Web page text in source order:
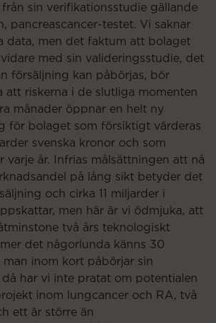
sin verifikationsstudie gällande
pancreascancer-testet. Vi saknar
data, men det faktum att bolaget
med sin valideringsstudie, det
försäljning kan påbörjas, bör
att riskerna i de slutliga momenten
månader öppnar en helt ny
för bolaget som försiktigt värderas
svenska kronor och som
varje år. Infrias målsättningen att nå
på lång sikt betyder det
och cirka 11 miljarder i
men här är vi ödmjuka, att
två års teknologiskt
det någorlunda känns 30
inom kort påbörjar sin
har vi inte pratat om potentialen
inom lungcancer och RA, två
ett är större än